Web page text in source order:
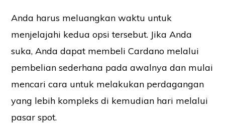
Anda harus meluangkan waktu untuk
menjelajahi kedua opsi tersebut. Jika Anda
suka, Anda dapat membeli Cardano melalui
pembelian sederhana pada awalnya dan mulai
mencari cara untuk melakukan perdagangan
yang lebih kompleks di kemudian hari melalui
pasar spot.